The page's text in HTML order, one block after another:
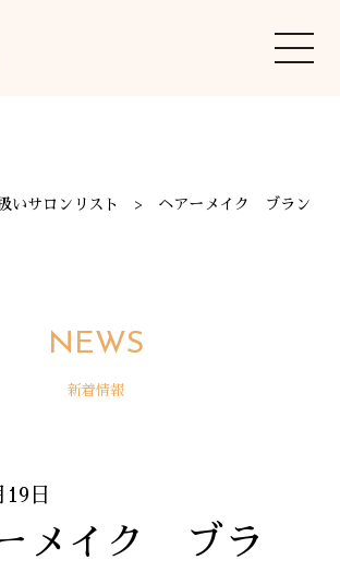
いサロンリスト ヘアーメイク ブラン
NEWS
新着情報
日
メイク ブラ